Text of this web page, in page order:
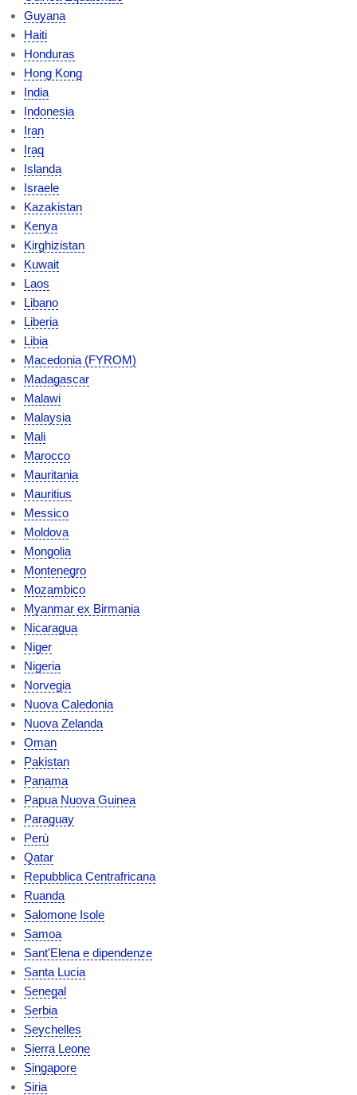
Guyana
Haiti
Honduras
Hong Kong
India
Indonesia
Iran
Iraq
Islanda
Israele
Kazakistan
Kenya
Kirghizistan
Kuwait
Laos
Libano
Liberia
Libia
Macedonia (FYROM)
Madagascar
Malawi
Malaysia
Mali
Marocco
Mauritania
Mauritius
Messico
Moldova
Mongolia
Montenegro
Mozambico
Myanmar ex Birmania
Nicaragua
Niger
Nigeria
Norvegia
Nuova Caledonia
Nuova Zelanda
Oman
Pakistan
Panama
Papua Nuova Guinea
Paraguay
Perù
Qatar
Repubblica Centrafricana
Ruanda
Salomone Isole
Samoa
Sant'Elena e dipendenze
Santa Lucia
Senegal
Serbia
Seychelles
Sierra Leone
Singapore
Siria